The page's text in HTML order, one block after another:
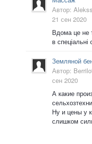
Автор:
21 сен 2020
Вдома це не
в спеціальні
Земляной
Автор:
сен 2020
А какие
Ну и цены у
слишком